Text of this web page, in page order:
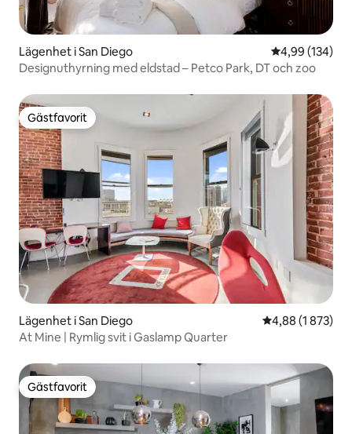
Lägenhet i San Diego 4,99 av 5 i
4,99 (134)
Designuthyrning med eldstad – Petco Park, DT och zoo
Gästfavorit
Gästfavorit
Lägenhet i San Diego 4,88 av 5 i
4,88 (1 873)
At Mine | Rymlig svit i Gaslamp Quarter
Gästfavorit
Gästfavorit